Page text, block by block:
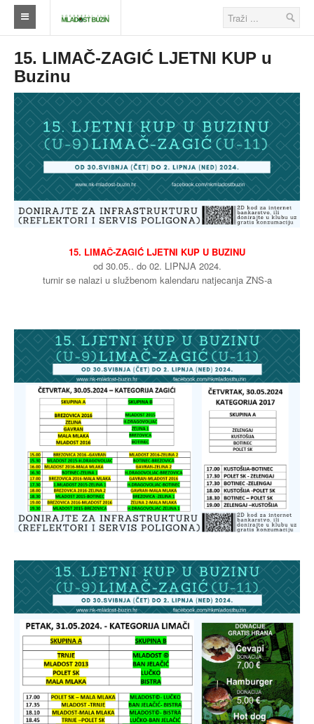
Naslovna
Klub
Škola nogometa
Ostalo
Klub
Novosti
Seniori
Škola nogometa
Veterani
Buzin
15. LIMAČ-ZAGIĆ LJETNI KUP u
Buzinu
15. LIMAČ-ZAGIĆ LJETNI KUP U BUZINU
od 30.05.. do 02. LIPNJA 2024.
turnir se nalazi u službenom kalendaru natjecanja ZNS-a